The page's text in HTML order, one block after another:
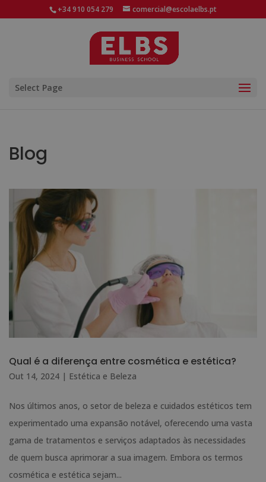
+34 910 054 279 comercial@escolaelbs.pt
Select Page
Blog
Qual é a diferença entre cosmética e estética?
Out 14, 2024 | Estética e Beleza
Nos últimos anos, o setor de beleza e cuidados estéticos tem
experimentado uma expansão notável, oferecendo uma vasta
gama de tratamentos e serviços adaptados às necessidades
de quem busca aprimorar a sua imagem. Embora os termos
cosmética e estética sejam...